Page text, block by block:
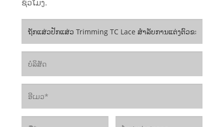
ຊົ່ວໂມງ.